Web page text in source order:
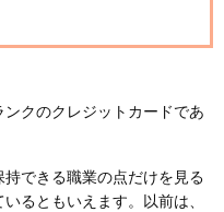
クのクレジットカードであ
できる職業の点だけを見る
るともいえます。以前は、